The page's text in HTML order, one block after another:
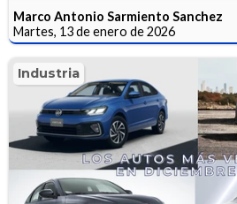
Marco Antonio Sarmiento Sanchez
Martes, 13 de enero de 2026
Industria